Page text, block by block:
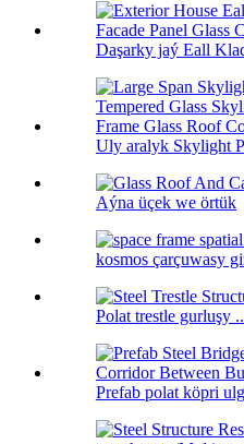
Daşarky jaý Eall
Uly aralyk Skylight
Aýna üçek we örtük
kosmos çarçuwasy
Polat trestle gurluşy
Prefab polat köpri